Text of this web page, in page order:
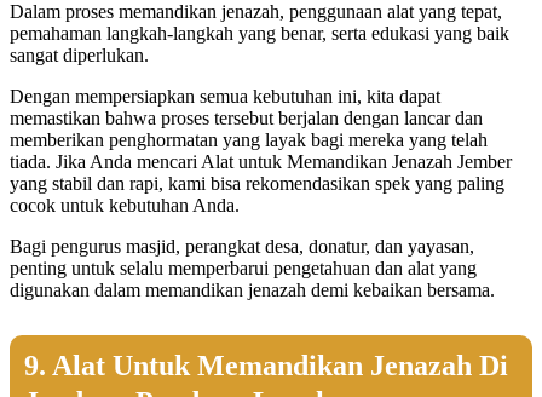
Dalam proses memandikan jenazah, penggunaan alat yang tepat,
pemahaman langkah-langkah yang benar, serta edukasi yang baik
sangat diperlukan.
Dengan mempersiapkan semua kebutuhan ini, kita dapat
memastikan bahwa proses tersebut berjalan dengan lancar dan
memberikan penghormatan yang layak bagi mereka yang telah
tiada. Jika Anda mencari Alat untuk Memandikan Jenazah Jember
yang stabil dan rapi, kami bisa rekomendasikan spek yang paling
cocok untuk kebutuhan Anda.
Bagi pengurus masjid, perangkat desa, donatur, dan yayasan,
penting untuk selalu memperbarui pengetahuan dan alat yang
digunakan dalam memandikan jenazah demi kebaikan bersama.
9. Alat Untuk Memandikan Jenazah Di